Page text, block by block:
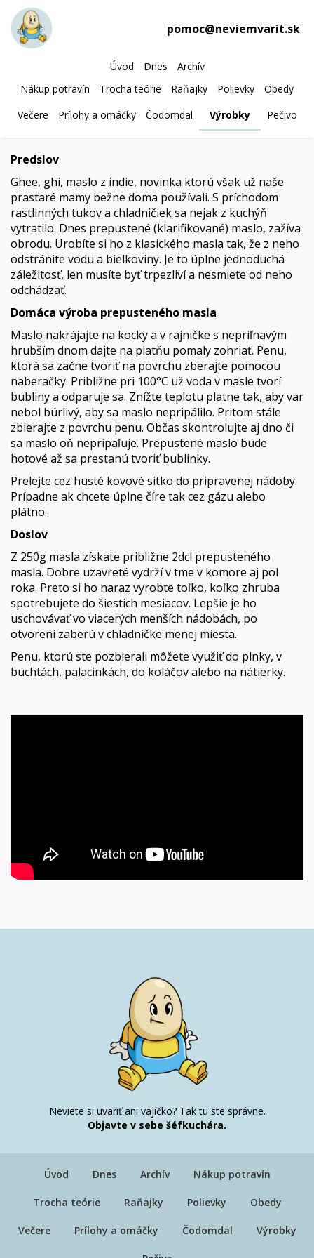
pomoc@neviemvarit.sk
Úvod Dnes
Archív
Nákup potravín
Trocha teórie Raňajky Polievky
Obedy
Večere
Prílohy a omáčky Čodomdal Výrobky Pečivo
Predslov
Ghee, ghi, maslo z indie, novinka ktorú však už naše
prastaré mamy bežne doma používali. S príchodom
rastlinných tukov a chladničiek sa nejak z kuchýň
vytratilo. Dnes prepustené (klarifikované) maslo, zažíva
obrodu. Urobíte si ho z klasického masla tak, že z neho
odstránite vodu a bielkoviny. Je to úplne jednoduchá
záležitosť, len musíte byť trpezliví a nesmiete od neho
odchádzať.
Domáca výroba prepusteného masla
Maslo nakrájajte na kocky a v rajničke s nepriľnavým
hrubším dnom dajte na platňu pomaly zohriať. Penu,
ktorá sa začne tvoriť na povrchu zberajte pomocou
naberačky. Približne pri 100°C už voda v masle tvorí
bubliny a odparuje sa. Znížte teplotu platne tak, aby var
nebol búrlivý, aby sa maslo nepripálilo. Pritom stále
zbierajte z povrchu penu. Občas skontrolujte aj dno či
sa maslo oň nepripaľuje. Prepustené maslo bude
hotové až sa prestanú tvoriť bublinky.
Prelejte cez husté kovové sitko do pripravenej nádoby.
Prípadne ak chcete úplne číre tak cez gázu alebo
plátno.
Doslov
Z 250g masla získate približne 2dcl prepusteného
masla. Dobre uzavreté vydrží v tme v komore aj pol
roka. Preto si ho naraz vyrobte toľko, koľko zhruba
spotrebujete do šiestich mesiacov. Lepšie je ho
uschovávať vo viacerých menších nádobách, po
otvorení zaberú v chladničke menej miesta.
Penu, ktorú ste pozbierali môžete využiť do plnky, v
buchtách, palacinkách, do koláčov alebo na nátierky.
Neviete si uvariť ani vajíčko? Tak tu ste správne.
Objavte v sebe šéfkuchára.
Úvod Dnes Archív Nákup potravín
Trocha teórie Raňajky Polievky Obedy
Večere Prílohy a omáčky Čodomdal Výrobky